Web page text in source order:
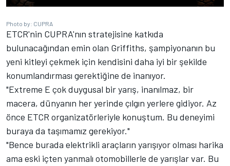
Photo by: CUPRA
ETCR'nin CUPRA'nın stratejisine katkıda
bulunacağından emin olan Griffiths, şampiyonanın bu
yeni kitleyi çekmek için kendisini daha iyi bir şekilde
konumlandırması gerektiğine de inanıyor.
"Extreme E çok duygusal bir yarış, inanılmaz, bir
macera, dünyanın her yerinde çılgın yerlere gidiyor. Az
önce ETCR organizatörleriyle konuştum. Bu deneyimi
buraya da taşımamız gerekiyor."
"Bence burada elektrikli araçların yarışıyor olması harika
ama eski içten yanmalı otomobillerle de yarışlar var. Bu